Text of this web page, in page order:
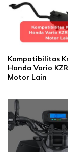
Kompatibilitas
Honda Vario
Motor Lain